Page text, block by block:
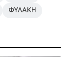
ΦΥΛΑΚΗ